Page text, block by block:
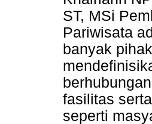
ST, MSi
Pariwisata
banyak
fasilitas
seperti